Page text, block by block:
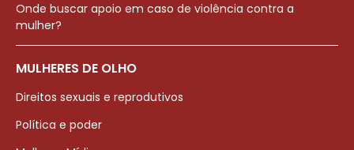
Onde buscar apoio em caso de violência contra a
mulher?
MULHERES DE OLHO
Direitos sexuais e reprodutivos
Política e poder